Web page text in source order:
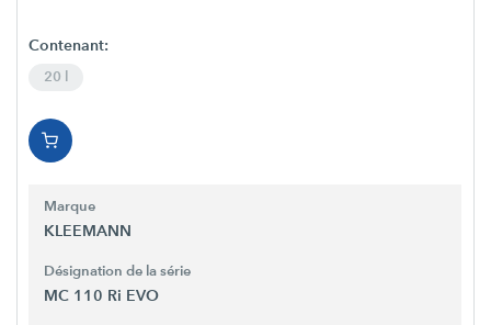
Contenant:
20 l
Marque
KLEEMANN
Désignation de la série
MC 110 Ri EVO